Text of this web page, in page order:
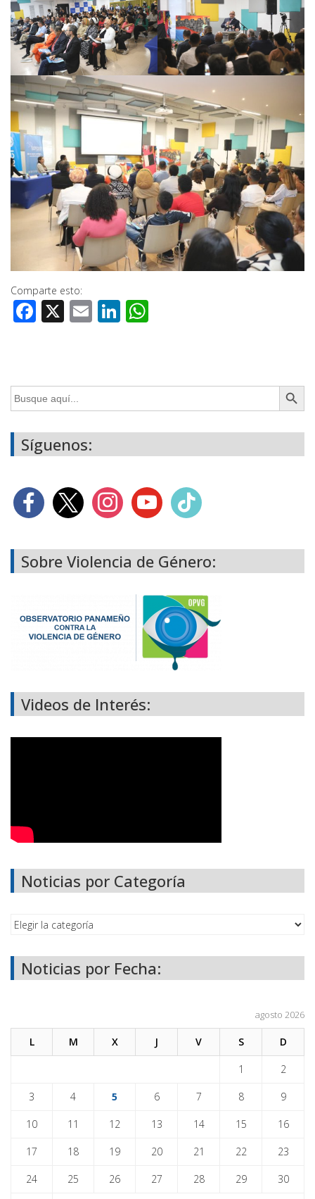
Comparte esto:
Facebook
X EmailLinkedIn
Buscar: Botón de
Síguenos:
Sobre Violencia de Género:
Videos de Interés:
Noticias por Categoría
Noticias por Fecha:
agosto 2026
L M X J V S D
1 2
3 4 5 6 7 8 9
10 11 12 13 14 15 16
17 18 19 20 21 22 23
24 25 26 27 28 29 30